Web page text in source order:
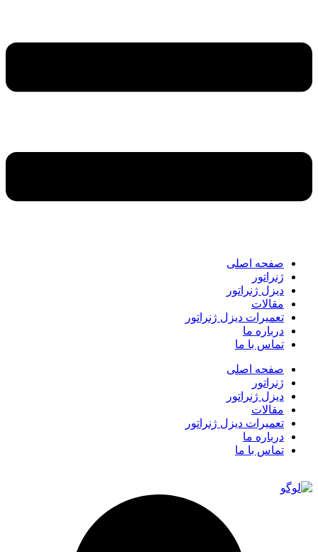
صفحه اصلی
ژنراتور
دیزل ژنراتور
مقالات
تعمیرات دیزل ژنراتور
درباره ما
تماس با ما
صفحه اصلی
ژنراتور
دیزل ژنراتور
مقالات
تعمیرات دیزل ژنراتور
درباره ما
تماس با ما